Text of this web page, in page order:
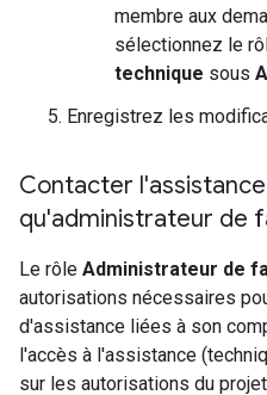
membre aux
sélectionnez le
technique sous
Enregistrez les
Contacter
qu'administrateur de
Le rôle Administrateur de
autorisations nécessaires
d'assistance liées à son
l'accès à l'assistance
sur les autorisations du